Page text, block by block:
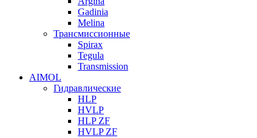
Gadinia
Melina
Трансмиссионные
Spirax
Tegula
Transmission
AIMOL
Гидравлические
HLP
HVLP
HLP ZF
HVLP ZF